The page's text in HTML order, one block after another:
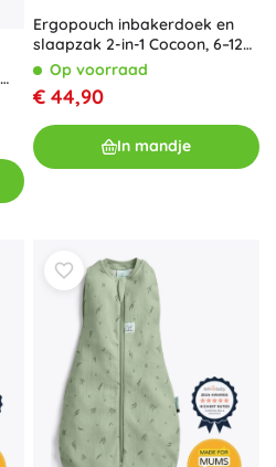
Ergopouch inbakerdoek en
slaapzak 2-in-1 Cocoon, 6–12
maanden, 8–10 kg, 0,2 TOG
Op voorraad
€ 44,90
In mandje